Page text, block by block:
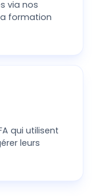
via nos
formation
qui utilisent
leurs